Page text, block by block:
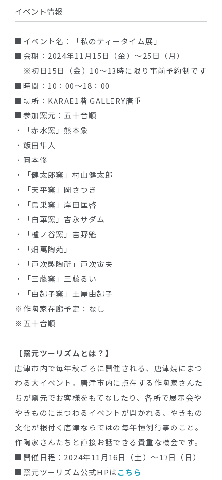
イベント情報
■イベント名：「私のティータイム展」
■会期：2024年11月15日（金）～25日（月）
※初日15日（金）10～13時に限り事前予約制です
■時間：10：00～18：00
■場所：KARAE1階 GALLERY唐重
■参加窯元：五十音順
・「赤水窯」熊本象
・飯田隼人
・岡本修一
・「健太郎窯」村山健太郎
・「天平窯」岡さつき
・「鳥巣窯」岸田匡啓
・「白華窯」吉永サダム
・「櫨ノ谷窯」吉野魁
・「畑萬陶苑」
・「戸次製陶所」戸次寅夫
・「三藤窯」三藤るい
・「由起子窯」土屋由起子
※作陶家在廊予定：なし
※五十音順
【窯元ツーリズムとは？】
唐津市内で毎年秋ごろに開催される、唐津焼にまつ
わる大イベント。唐津市内に点在する作陶家さんた
ちが窯元でお客様をもてなしたり、各所で展示会や
やきものにまつわるイベントが開かれる、やきもの
文化が根付く唐津ならではの毎年恒例行事のこと。
作陶家さんたちと直接お話できる貴重な機会です。
■開催日程：2024年11月16日（土）～17日（日）
■窯元ツーリズム公式HPは こちら